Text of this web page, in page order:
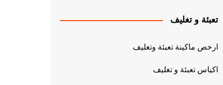
تعبئة و تغليف
ارخص ماكينة تعبئة وتغليف
اكياس تعبئة و تغليف